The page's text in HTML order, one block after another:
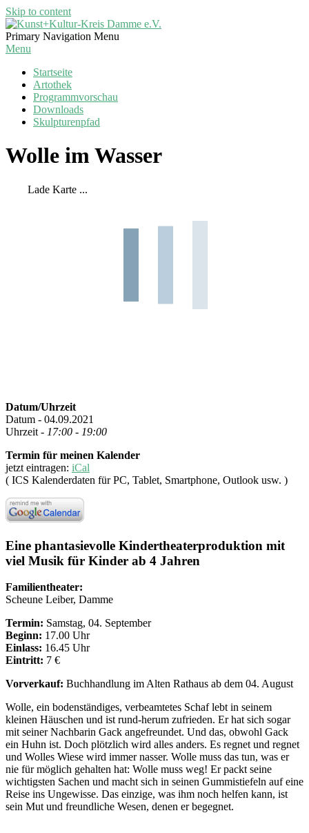
Skip to content
Kunst+Kultur-
Kreis
Primary Navigation Menu
Menu
Startseite
Artothek
Programmvorschau
Downloads
Skulpturenpfad
Wolle im Wasser
Lade Karte ...
Datum/Uhrzeit
Datum - 04.09.2021
Uhrzeit - 17:00 - 19:00
Termin für meinen Kalender
jetzt eintragen: iCal
( ICS Kalenderdaten für PC, Tablet, Smartphone, Outlook usw. )
Eine phantasievolle Kindertheaterproduktion mit
viel Musik für Kinder ab 4 Jahren
Familientheater:
Scheune Leiber, Damme
Termin: Samstag, 04. September
Beginn: 17.00 Uhr
Einlass: 16.45 Uhr
Eintritt: 7 €
Vorverkauf: Buchhandlung im Alten Rathaus ab dem 04. August
Wolle, ein bodenständiges, verbeamtetes Schaf lebt in seinem
kleinen Häuschen und ist rund-herum zufrieden. Er hat sich sogar
mit seiner Nachbarin Gack angefreundet. Und das, obwohl Gack
ein Huhn ist. Doch plötzlich wird alles anders. Es regnet und regnet
und Wolles Wiese wird immer nasser. Wolle muss das tun, was er
nie für möglich gehalten hat: Wolle muss weg! Er packt seine
wichtigsten Sachen und macht sich in seinen Gummistiefeln auf eine
Reise ins Ungewisse. Das einzige, was ihm noch helfen kann, ist
sein Mut und freundliche Wesen, denen er begegnet.